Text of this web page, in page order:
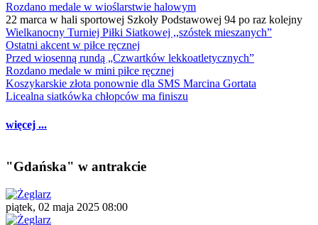
Rozdano medale w wioślarstwie halowym
22 marca w hali sportowej Szkoły Podstawowej 94 po raz kolejny
Wielkanocny Turniej Piłki Siatkowej ,,szóstek mieszanych”
Ostatni akcent w piłce ręcznej
Przed wiosenną rundą „Czwartków lekkoatletycznych”
Rozdano medale w mini piłce ręcznej
Koszykarskie złota ponownie dla SMS Marcina Gortata
Licealna siatkówka chłopców ma finiszu
więcej ...
"Gdańska" w antrakcie
piątek, 02 maja 2025 08:00